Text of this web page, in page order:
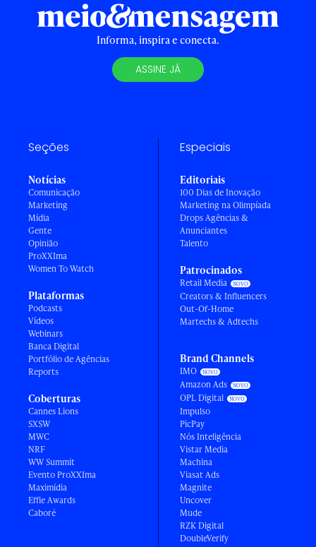
Informa, inspira e conecta.
ASSINE JÁ
Seções
Notícias
Comunicação
Marketing
Mídia
Gente
Opinião
ProXXIma
Women To Watch
Plataformas
Podcasts
Vídeos
Webinars
Banca Digital
Portfólio de Agências
Reports
Coberturas
Cannes Lions
SXSW
MWC
NRF
WW Summit
Evento ProXXIma
Maximídia
Effie Awards
Caboré
Especiais
Editoriais
100 Dias de Inovação
Marketing na Olimpíada
Drops Agências &
Anunciantes
Talento
Patrocinados
Retail Media
Creators & Influencers
Out-Of-Home
Martechs & Adtechs
Brand Channels
IMO
Amazon Ads
OPL Digital
Impulso
PicPay
Nós Inteligência
Vistar Media
Machina
Viasat Ads
Magnite
Uncover
Mude
RZK Digital
DoubleVerify